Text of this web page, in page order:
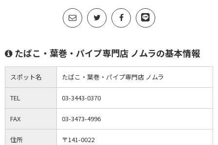
たばこ・葉巻・パイプ専門店 ノムラの基本情報
スポット名 たばこ・葉巻・パイプ専門店 ノムラ
TEL 03-3443-0370
FAX 03-3473-4996
住所
〒141-0022